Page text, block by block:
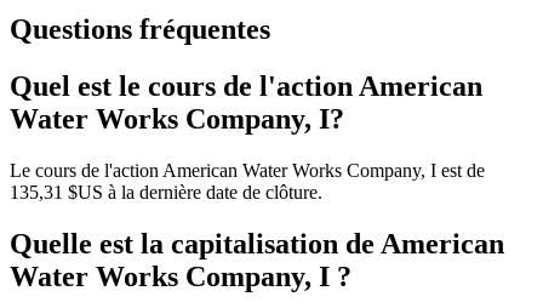
Questions fréquentes
Quel est le cours de l'action American
Water Works Company, I?
Le cours de l'action American Water Works Company, I est de
135,31 $US à la dernière date de clôture.
Quelle est la capitalisation de American
Water Works Company, I ?